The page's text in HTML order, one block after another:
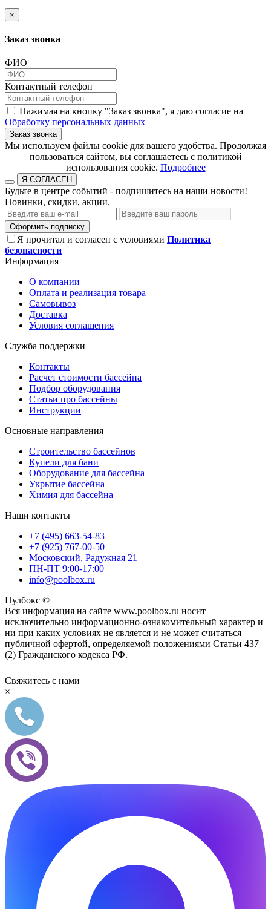
×
Заказ звонка
ФИО
Контактный телефон
Нажимая на кнопку "Заказ звонка", я даю согласие на
Обработку персональных данных
Заказ звонка
​​​​​​​Мы используем файлы cookie для вашего удобства. Продолжая
пользоваться сайтом, вы соглашаетесь с политикой
использования cookie.​​​​​​​ Подробнее
Я СОГЛАСЕН
Будьте в центре событий - подпишитесь на наши новости!
Новинки, скидки, акции.
Оформить подписку
Я прочитал и согласен с условиями Политика
безопасности
Информация
О компании
Оплата и реализация товара
Самовывоз
Доставка
Условия соглашения
Служба поддержки
Контакты
Расчет стоимости бассейна
Подбор оборудования
Статьи про бассейны
Инструкции
Основные направления
Строительство бассейнов
Купели для бани
Оборудование для бассейна
Укрытие бассейна
Химия для бассейна
Наши контакты
+7 (495) 663-54-83
+7 (925) 767-00-50
Московский, Радужная 21
ПН-ПТ 9:00-17:00
info@poolbox.ru
Пулбокс ©
Вся информация на сайте www.poolbox.ru носит
исключительно информационно-ознакомительный характер и
ни при каких условиях не является и не может считаться
публичной офертой, определяемой положениями Статьи 437
(2) Гражданского кодекса РФ.
Свяжитесь с нами
×